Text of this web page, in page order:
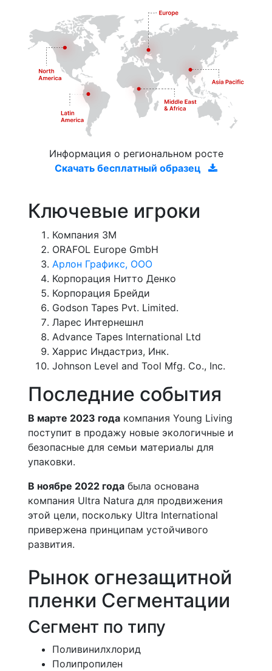
Информация о региональном росте
Скачать бесплатный образец
Ключевые игроки
Компания 3М
ORAFOL Europe GmbH
Арлон Графикс, ООО
Корпорация Нитто Денко
Корпорация Брейди
Godson Tapes Pvt. Limited.
Ларес Интернешнл
Advance Tapes International Ltd
Харрис Индастриз, Инк.
Johnson Level and Tool Mfg. Co., Inc.
Последние события
В марте 2023 года компания Young Living
поступит в продажу новые экологичные и
безопасные для семьи материалы для
упаковки.
В ноябре 2022 года была основана
компания Ultra Natura для продвижения
этой цели, поскольку Ultra International
привержена принципам устойчивого
развития.
Рынок огнезащитной
пленки Сегментации
Сегмент по типу
Поливинилхлорид
Полипропилен